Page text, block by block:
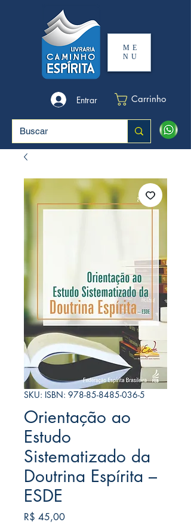
ME
NU
Entrar Carrinho
SKU: ISBN: 978-85-8485-036-5
Orientação ao
Estudo
Sistematizado da
Doutrina Espírita –
ESDE
R$ 45,00Preço